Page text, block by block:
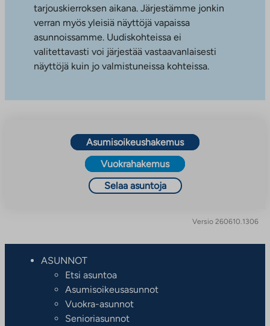
tarjouskierroksen aikana. Järjestämme jonkin
verran myös yleisiä näyttöjä vapaissa
asunnoissamme. Uudiskohteissa ei
valitettavasti voi järjestää vastaavanlaisesti
näyttöjä kuin jo valmistuneissa kohteissa.
Asumisoikeushakemus
Vuokrahakemus
Selaa asuntoja
Versio 260610.1306
ASUNNOT
Etsi asuntoa
Asumisoikeusasunnot
Vuokra-asunnot
Senioriasunnot